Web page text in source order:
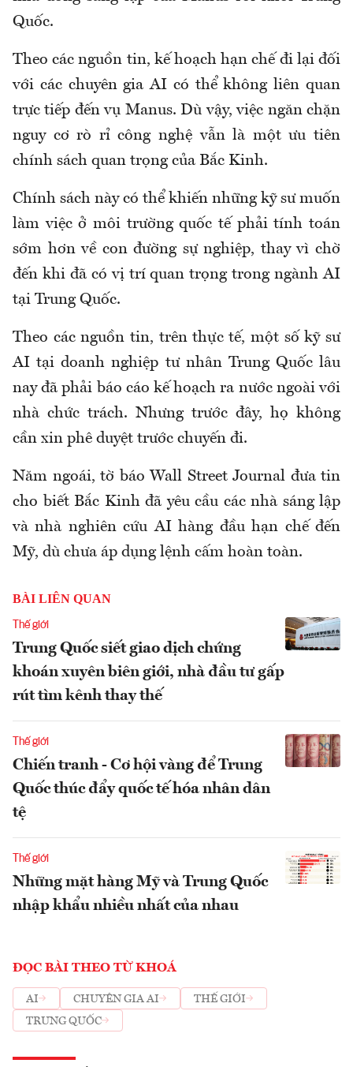
Quốc.
Theo các nguồn tin, kế hoạch hạn chế đi lại đối
với các chuyên gia AI có thể không liên quan
trực tiếp đến vụ Manus. Dù vậy, việc ngăn chặn
nguy cơ rò rỉ công nghệ vẫn là một ưu tiên
chính sách quan trọng của Bắc Kinh.
Chính sách này có thể khiến những kỹ sư muốn
làm việc ở môi trường quốc tế phải tính toán
sớm hơn về con đường sự nghiệp, thay vì chờ
đến khi đã có vị trí quan trọng trong ngành AI
tại Trung Quốc.
Theo các nguồn tin, trên thực tế, một số kỹ sư
AI tại doanh nghiệp tư nhân Trung Quốc lâu
nay đã phải báo cáo kế hoạch ra nước ngoài với
nhà chức trách. Nhưng trước đây, họ không
cần xin phê duyệt trước chuyến đi.
Năm ngoái, tờ báo Wall Street Journal đưa tin
cho biết Bắc Kinh đã yêu cầu các nhà sáng lập
và nhà nghiên cứu AI hàng đầu hạn chế đến
Mỹ, dù chưa áp dụng lệnh cấm hoàn toàn.
BÀI LIÊN QUAN
Thế giới
Trung Quốc siết giao dịch chứng
khoán xuyên biên giới, nhà đầu tư gấp
rút tìm kênh thay thế
Thế giới
Chiến tranh - Cơ hội vàng để Trung
Quốc thúc đẩy quốc tế hóa nhân dân
tệ
Thế giới
Những mặt hàng Mỹ và Trung Quốc
nhập khẩu nhiều nhất của nhau
ĐỌC BÀI THEO TỪ KHOÁ
AI CHUYÊN GIA AI
THẾ GIỚI
TRUNG QUỐC